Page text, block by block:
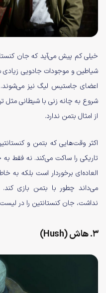
خیلی کم پیش می‌آید که جان
شیاطین و موجودات جادویی
اعضای جاستیس لیگ نیز می‌شوند.
از امثال بتمن ندارد.
اکثر وقت‌هایی که بتمن و
تاریکی را ساکت می‌کند. نه فقط به
العاده‌ای برخوردار است بلکه به
می‌داند چطور با بتمن بازی
نداشت، جان کنستانتین را در
۳. هاش (Hush)